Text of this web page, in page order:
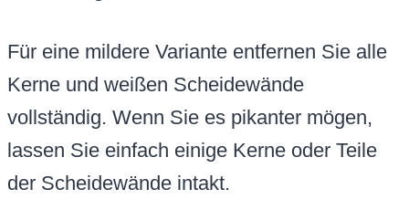
Für eine mildere Variante entfernen Sie alle
Kerne und weißen Scheidewände
vollständig. Wenn Sie es pikanter mögen,
lassen Sie einfach einige Kerne oder Teile
der Scheidewände intakt.